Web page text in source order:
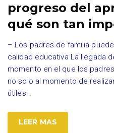
progreso del
qué son tan
– Los padres de familia
calidad educativa La llegada
momento en el que los
no solo al momento de
útiles …
LEER MAS